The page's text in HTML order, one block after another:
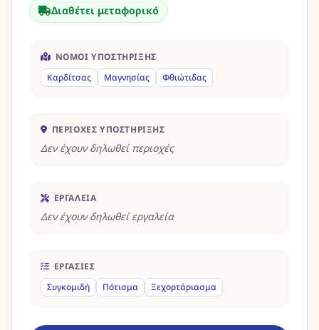
Διαθέτει μεταφορικό
ΝΟΜΟΊ ΥΠΟΣΤΉΡΙΞΗΣ
Καρδίτσας
Μαγνησίας Φθιώτιδας
ΠΕΡΙΟΧΈΣ ΥΠΟΣΤΉΡΙΞΗΣ
Δεν έχουν δηλωθεί περιοχές
ΕΡΓΑΛΕΊΑ
Δεν έχουν δηλωθεί εργαλεία
ΕΡΓΑΣΊΕΣ
Συγκομιδή
Πότισμα Ξεχορτάριασμα